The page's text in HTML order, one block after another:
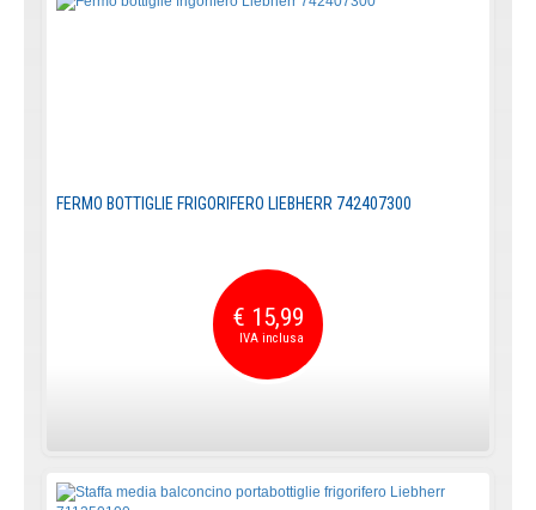
FERMO BOTTIGLIE FRIGORIFERO LIEBHERR 742407300
€ 15,99